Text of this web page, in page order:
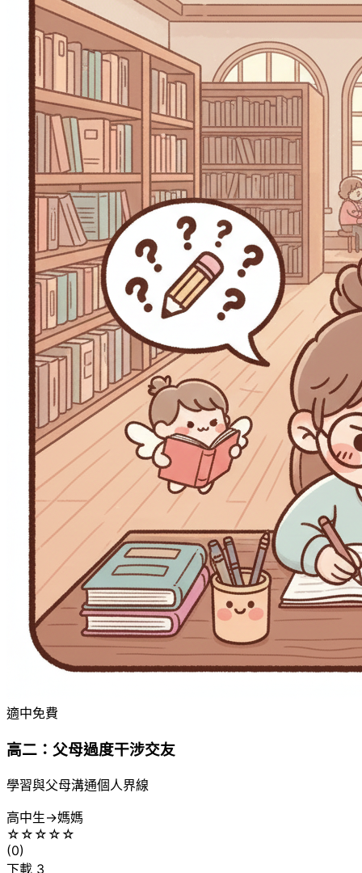
適中免費
高二：父母過度干涉交友
學習與父母溝通個人界線
高中生→媽媽
☆ ☆ ☆ ☆ ☆
(0)
下載 3